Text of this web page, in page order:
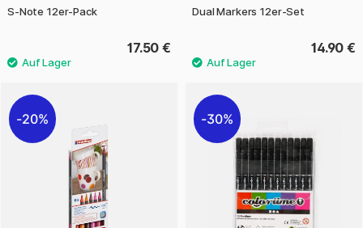
S-Note 12er-Pack
17.50 €
Dual Markers 12er-Set
14.90 €
20% 30%